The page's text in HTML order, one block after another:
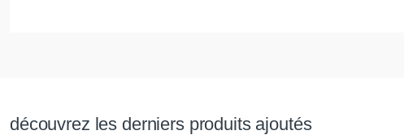
découvrez les derniers produits ajoutés